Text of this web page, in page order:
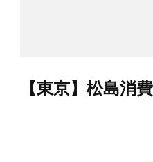
【東京】松島消